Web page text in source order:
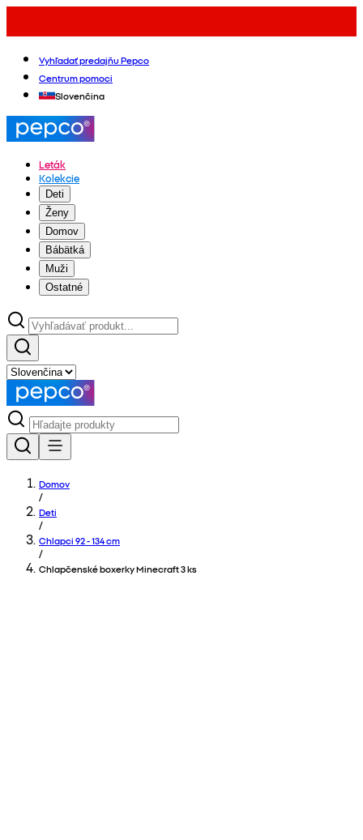
Vyhľadať predajňu Pepco
Centrum pomoci
Slovenčina
Leták
Kolekcie
Deti
Ženy
Domov
Bábätká
Muži
Ostatné
Domov
/
Deti
/
Chlapci 92 - 134 cm
/
Chlapčenské boxerky Minecraft 3 ks